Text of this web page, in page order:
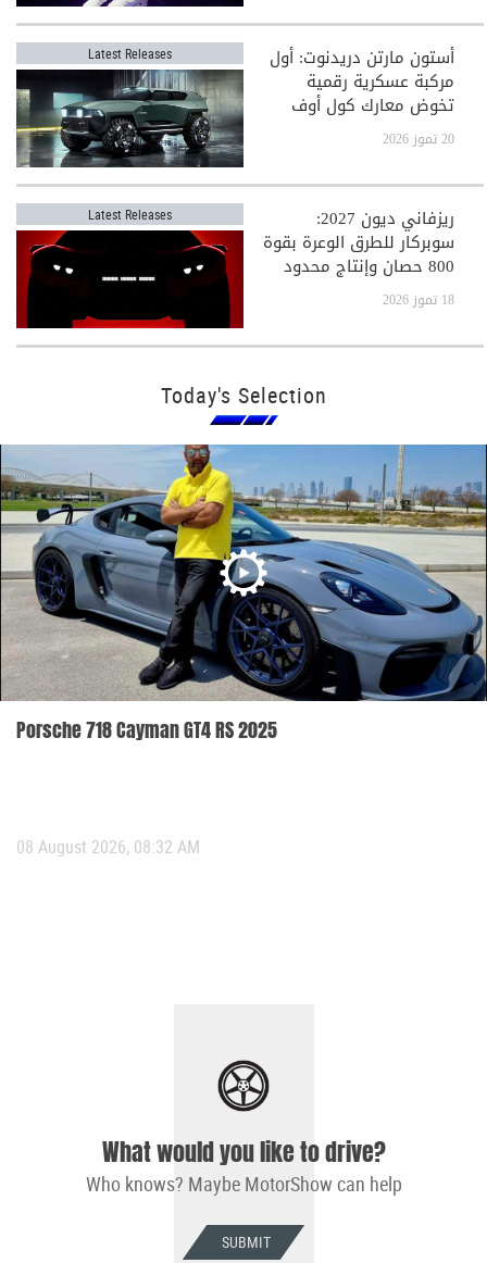
Latest Releases أستون مارتن دريدنوت: أول
مركبة عسكرية رقمية
تخوض معارك كول أوف
ديوتي
20 تموز 2026
Latest Releases ريزفاني ديون 2027:
سوبركار للطرق الوعرة بقوة
800 حصان وإنتاج محدود
جدًا
18 تموز 2026
Today's Selection
Porsche 718 Cayman GT4 RS 2025
08 August 2026, 08:32 AM
What would you like to drive?
Who knows? Maybe MotorShow can help
SUBMIT